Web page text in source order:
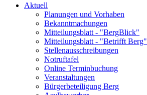
Aktuell
Planungen und Vorhaben
Bekanntmachungen
Mitteilungsblatt - "BergBlick"
Mitteilungsblatt - "Betrifft Berg"
Stellenausschreibungen
Notruftafel
Online Terminbuchung
Veranstaltungen
Bürgerbeteiligung Berg